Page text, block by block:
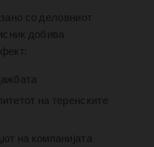
со деловниот
добива
на теренските
на компанијата